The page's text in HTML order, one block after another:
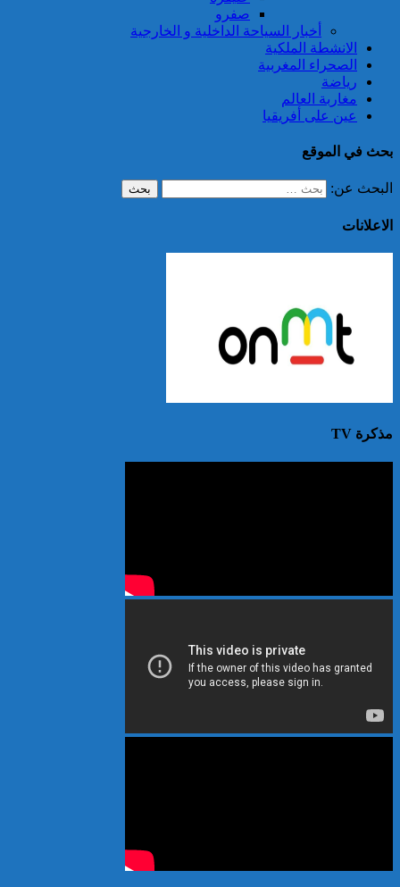
صفرو
أخبار السياحة الداخلية و الخارجية
الانشطة الملكية
الصحراء المغربية
رياضة
مغاربة العالم
عين على أفريقيا
بحث في الموقع
البحث عن:
الاعلانات
مذكرة TV